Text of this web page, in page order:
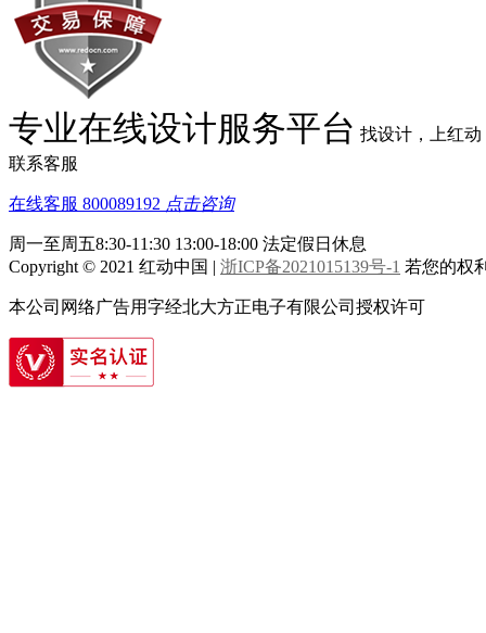
专业在线设计服务平台 找设计，上红动
联系客服
在线客服 800089192 点击咨询
周一至周五8:30-11:30 13:00-18:00 法定假日休息
Copyright © 2021 红动中国 | 浙ICP备2021015139号-1 若您的权
本公司网络广告用字经北大方正电子有限公司授权许可